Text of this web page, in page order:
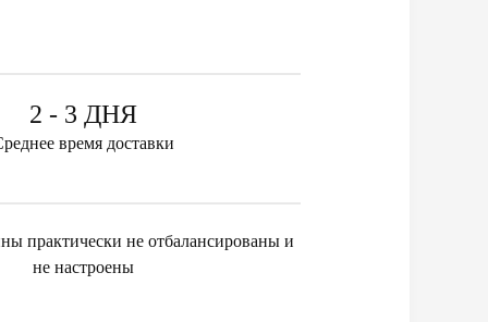
2 - 3 ДНЯ
время доставки
практически не отбалансированы и
не настроены